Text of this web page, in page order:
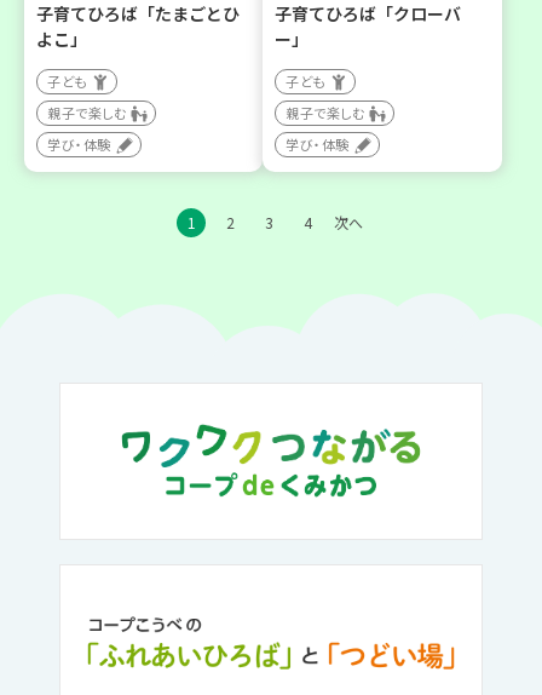
子育てひろば「たまごとひ
よこ」
子ども
親子で楽しむ
学び・体験
子育てひろば「クローバ
ー」
子ども
親子で楽しむ
学び・体験
1 2 3 4 次へ